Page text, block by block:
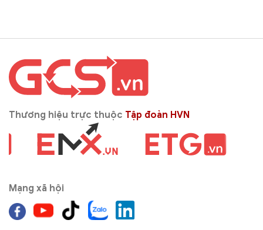
Thương hiệu trực thuộc Tập đoàn HVN
Mạng xã hội